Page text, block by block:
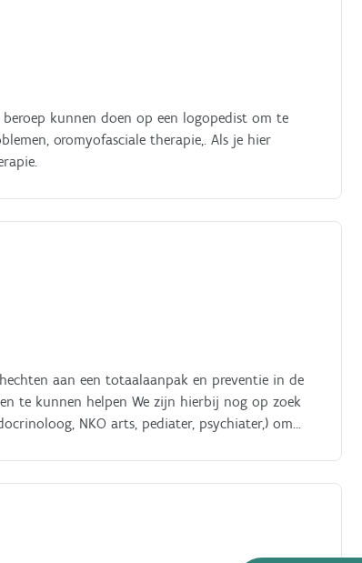
kunnen doen op een logopedist om te
oromyofasciale therapie,. Als je hier
aan een totaalaanpak en preventie in de
te kunnen helpen We zijn hierbij nog op zoek
NKO arts, pediater, psychiater,) om